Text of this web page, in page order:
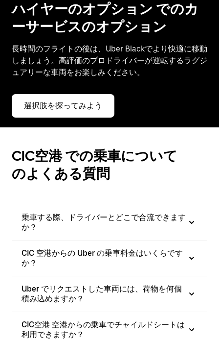
ハイヤーのオプション でのカ
ーサービスのオプション
長時間のフライトの後は、Uber Blackでより快適に移動
しましょう。高評価のプロドライバーが運転するラグジ
ュアリーな車両をお楽しみください。
選択肢を探ってみよう
CIC空港 での乗車について
のよくある質問
乗車する際、ドライバーとどこで合流できます
か？
CIC 空港からの Uber の乗車料金はいくらです
か？
Uber でリクエストした車両には、荷物を何個
積み込めますか？
CIC空港 空港からの乗車でチャイルドシートは
利用できますか？